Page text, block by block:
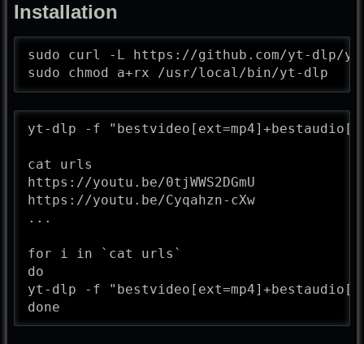
Installation
sudo curl -L https://github.com/yt-dlp/
sudo chmod a+rx /usr/local/bin/yt-dlp
yt-dlp -f
cat urls
https://youtu.be/0tjWWS2DGmU
https://youtu.be/Cyqahzn-cXw
...
for i in `cat urls`
do
yt-dlp -f
done